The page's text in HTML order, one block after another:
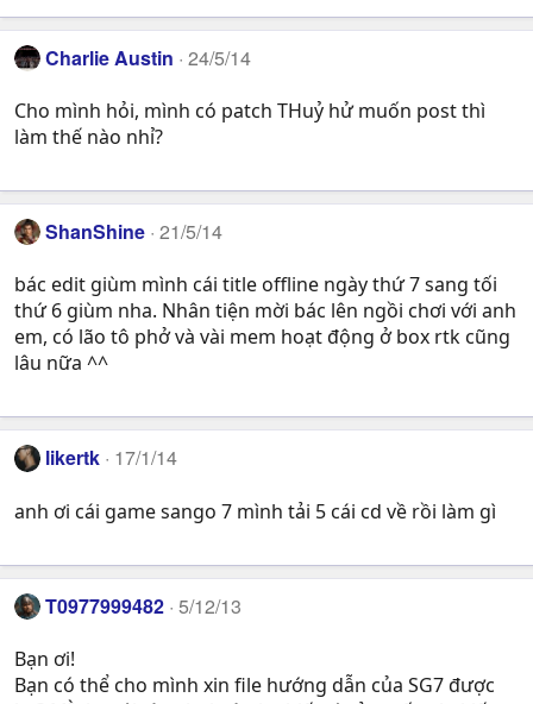
n
s
: Charlie Austin 24/5/14
Cho mình hỏi, mình có patch THuỷ hử muốn post thì
làm thế nào nhỉ?
ShanShine 21/5/14
bác edit giùm mình cái title offline ngày thứ 7 sang tối
thứ 6 giùm nha. Nhân tiện mời bác lên ngồi chơi với anh
em, có lão tô phở và vài mem hoạt động ở box rtk cũng
lâu nữa ^^
likertk 17/1/14
anh ơi cái game sango 7 mình tải 5 cái cd về rồi làm gì
T0977999482 5/12/13
Bạn ơi!
Bạn có thể cho mình xin file hướng dẫn của SG7 được